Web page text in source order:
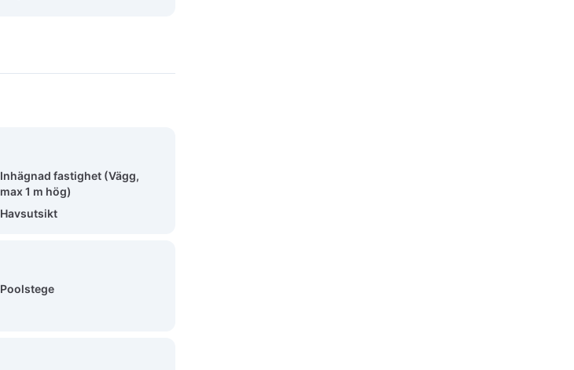
Inhägnad fastighet (Vägg,
max 1 m hög)
Havsutsikt
Poolstege